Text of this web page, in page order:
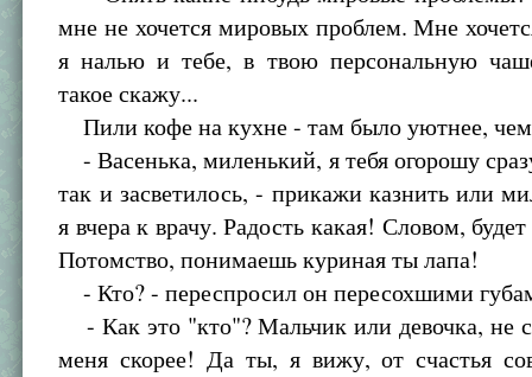
мне не хочется мировых проблем. Мне
я налью и тебе, в твою персональную
такое скажу...
Пили кофе на кухне - там было уютнее,
- Васенька, миленький, я тебя огорошу
так и засветилось, - прикажи казнить или
я вчера к врачу. Радость какая! Словом,
Потомство, понимаешь куриная ты лапа!
- Кто? - переспросил он пересохшими
- Как это "кто"? Мальчик или девочка, не
меня скорее! Да ты, я вижу, от счастья